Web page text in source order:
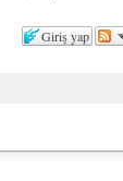
Giriş yap